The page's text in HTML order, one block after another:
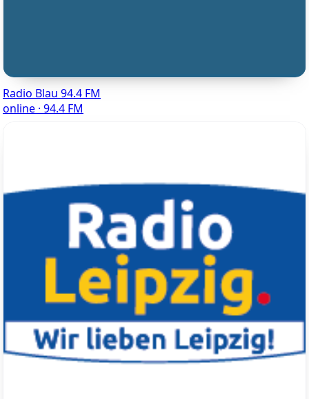
Radio Blau 94.4 FM
online · 94.4 FM